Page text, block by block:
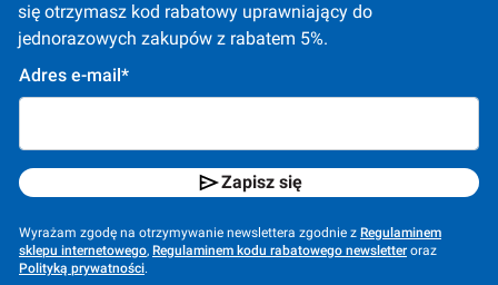
się otrzymasz kod rabatowy uprawniający do
jednorazowych zakupów z rabatem 5%.
Adres e-mail*
Zapisz się
Wyrażam zgodę na otrzymywanie newslettera zgodnie z Regulaminem
sklepu internetowego, Regulaminem kodu rabatowego newsletter oraz
Polityką prywatności.